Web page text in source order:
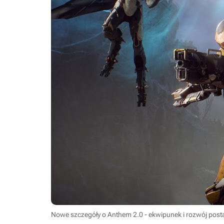
Nowe szczegóły o Anthem 2.0 - ekwipunek i rozwój